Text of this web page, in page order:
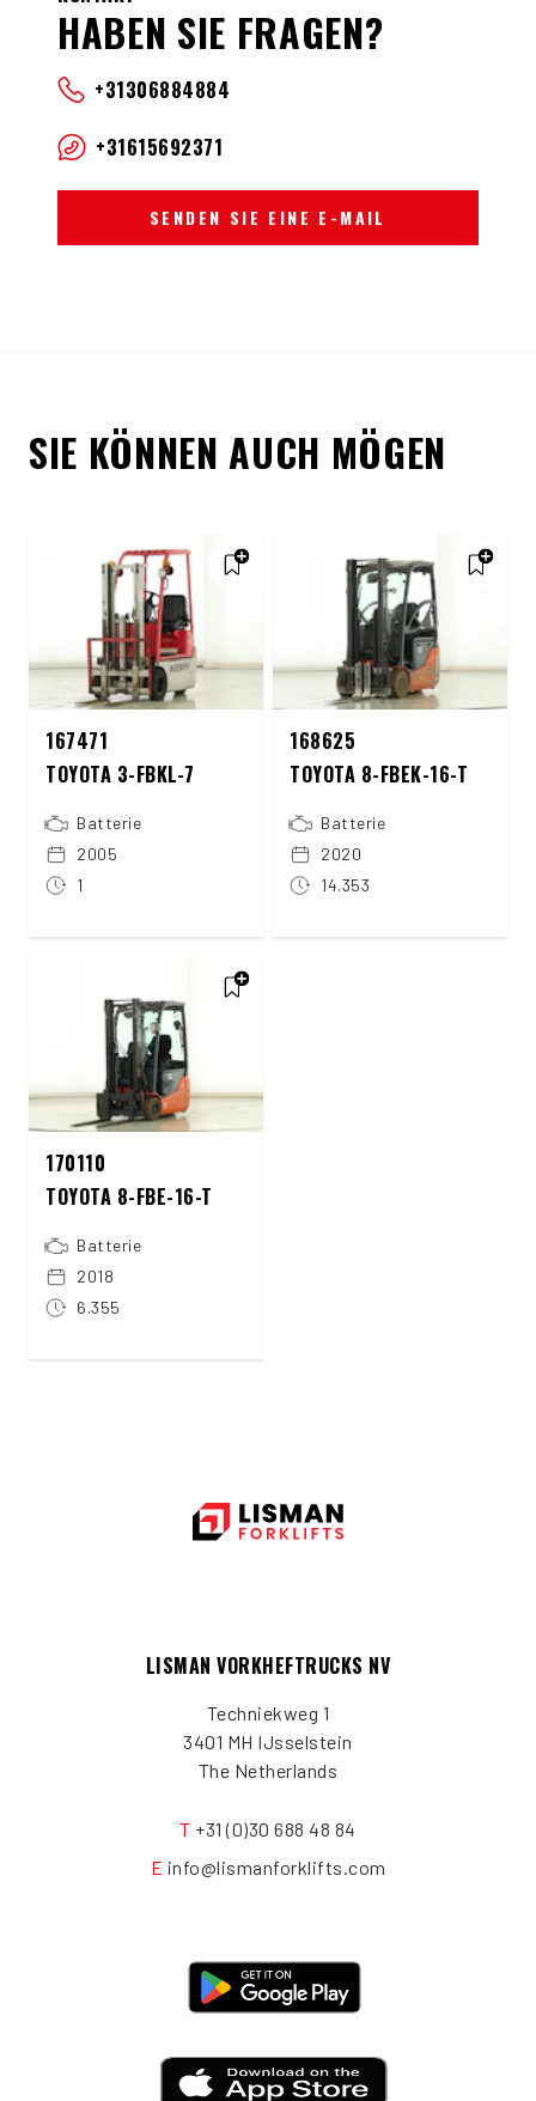
HABEN SIE FRAGEN?
+31306884884
+31615692371
SENDEN SIE EINE E-MAIL
SIE KÖNNEN AUCH MÖGEN
167471
TOYOTA 3-FBKL-7
Batterie
2005
1
168625
TOYOTA 8-FBEK-16-T
Batterie
2020
14.353
170110
TOYOTA 8-FBE-16-T
Batterie
2018
6.355
LISMAN VORKHEFTRUCKS NV
Techniekweg 1
3401 MH IJsselstein
The Netherlands
T +31 (0)30 688 48 84
E info@lismanforklifts.com